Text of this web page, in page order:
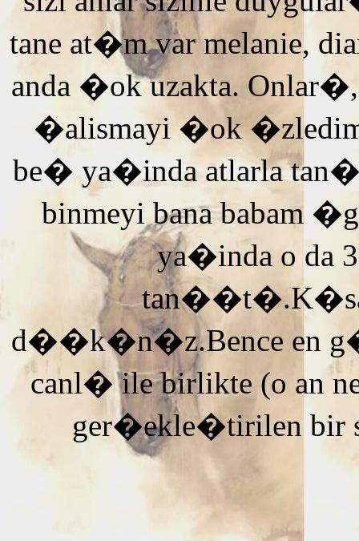
tane at�m var melanie,
anda �ok uzakta.
�alismayi �ok
be� ya�inda atlarla
binmeyi bana babam
ya�inda o da
d��k�n�z.Bence en
canl� ile birlikte (o an
ger�ekle�tirilen bir